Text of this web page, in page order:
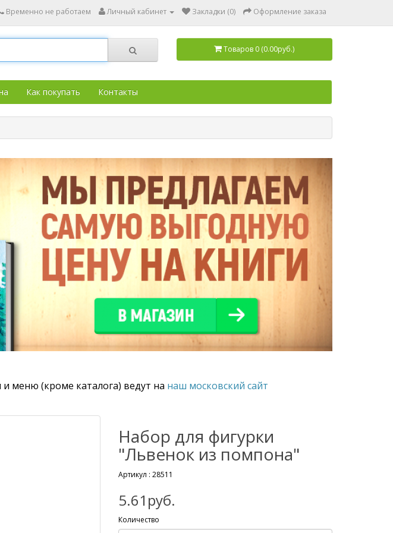
Временно не работаем Личный кабинет Закладки (0) Оформление заказа
Товаров 0 (0.00руб.)
Как покупать Контакты
меню (кроме каталога) ведут на наш московский сайт
Набор для фигурки
"Львенок из помпона"
Артикул : 28511
5.61руб.
Количество